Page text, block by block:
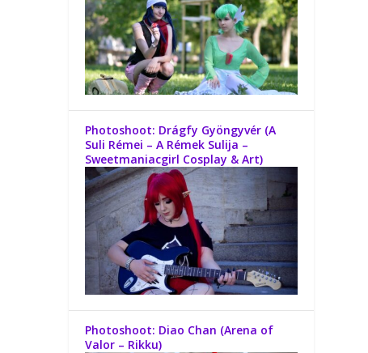
Photoshoot: Drágfy Gyöngyvér (A
Suli Rémei – A Rémek Sulija –
Sweetmaniacgirl Cosplay & Art)
Photoshoot: Diao Chan (Arena of
Valor – Rikku)